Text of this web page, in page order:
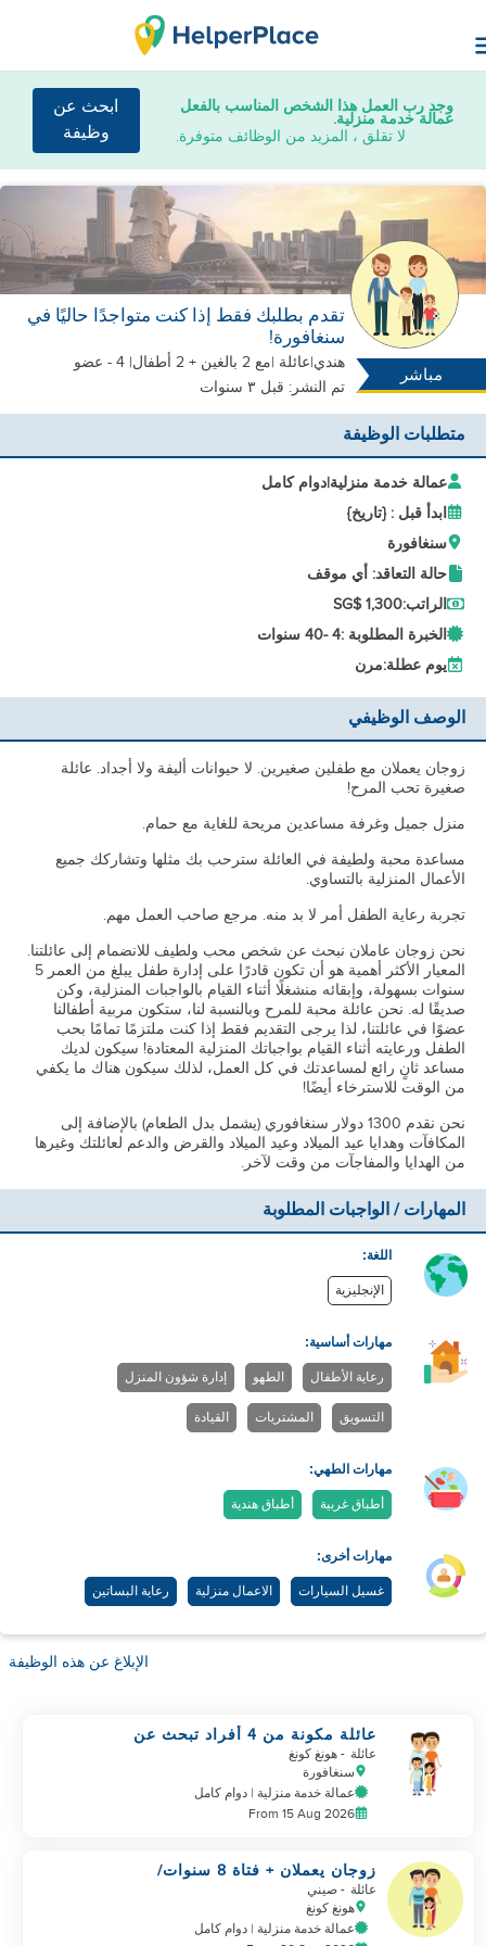
وجد رب العمل هذا الشخص المناسب بالفعل
عمالة خدمة منزلية.
لا تقلق ، المزيد من الوظائف متوفرة.
ابحث عن
وظيفة
مباشر
تقدم بطلبك فقط إذا كنت متواجدًا حاليًا في
سنغافورة!
هندي|عائلة |مع 2 بالغين + 2 أطفال
| 4 - عضو
تم النشر: قبل ٣ سنوات
متطلبات الوظيفة
عمالة خدمة منزلية|دوام كامل
ابدأ قبل : {تاريخ}
سنغافورة
حالة التعاقد: أي موقف
الراتب:SG$ 1,300
الخبرة المطلوبة :4 - 40 سنوات
يوم عطلة:مرن
الوصف الوظيفي
زوجان يعملان مع طفلين صغيرين. لا حيوانات أليفة ولا أجداد. عائلة
صغيرة تحب المرح!
منزل جميل وغرفة مساعدين مريحة للغاية مع حمام.
مساعدة محبة ولطيفة في العائلة سترحب بك مثلها وتشاركك جميع
الأعمال المنزلية بالتساوي.
تجربة رعاية الطفل أمر لا بد منه. مرجع صاحب العمل مهم.
نحن زوجان عاملان نبحث عن شخص محب ولطيف للانضمام إلى عائلتنا.
المعيار الأكثر أهمية هو أن تكون قادرًا على إدارة طفل يبلغ من العمر 5
سنوات بسهولة، وإبقائه منشغلًا أثناء القيام بالواجبات المنزلية، وكن
صديقًا له. نحن عائلة محبة للمرح وبالنسبة لنا، ستكون مربية أطفالنا
عضوًا في عائلتنا، لذا يرجى التقديم فقط إذا كنت ملتزمًا تمامًا بحب
الطفل ورعايته أثناء القيام بواجباتك المنزلية المعتادة! سيكون لديك
مساعد ثانٍ رائع لمساعدتك في كل العمل، لذلك سيكون هناك ما يكفي
من الوقت للاسترخاء أيضًا!
نحن نقدم 1300 دولار سنغافوري (يشمل بدل الطعام) بالإضافة إلى
المكافآت وهدايا عيد الميلاد وعيد الميلاد والقرض والدعم لعائلتك وغيرها
من الهدايا والمفاجآت من وقت لآخر.
المهارات / الواجبات المطلوبة
اللغة:
الإنجليزية
مهارات أساسية:
رعاية الأطفال الطهو إدارة شؤون المنزل
التسويق المشتريات القيادة
مهارات الطهي:
أطباق غربية أطباق هندية
مهارات أخرى:
غسيل السيارات الاعمال منزلية رعاية البساتين
الإبلاغ عن هذه الوظيفة
عائلة مكونة من 4 أفراد تبحث عن
مساعد فلبيني
عائلة - هونغ كونغ
سنغافورة
عمالة خدمة منزلية | دوام كامل
From 15 Aug 2026
زوجان يعملان + فتاة 8 سنوات/
غرفة وحمام خاص/ 5500-6000
عائلة - صيني
هونغ كونغ
عمالة خدمة منزلية | دوام كامل